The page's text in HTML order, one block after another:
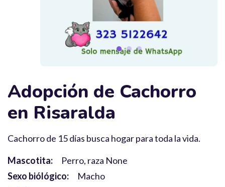
Adopción de Cachorro
en Risaralda
Cachorro de 15 días busca hogar para toda la vida.
Mascotita:
Perro, raza None
Sexo biólógico:
Macho